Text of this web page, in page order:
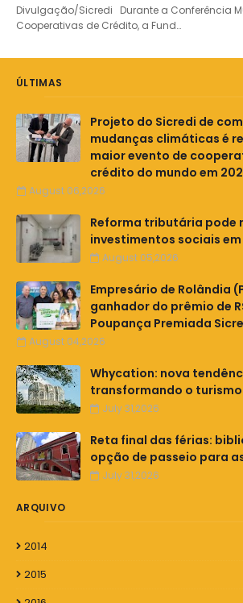
Divulgação/Sicredi Durante a Conferência
Cooperativas de Crédito, a Fund…
ÚLTIMAS
Projeto do Sicredi de
mudanças climáticas é
maior evento de
crédito do mundo em
August 06,2026
Reforma tributária pode
investimentos sociais em
August 05,2026
Empresário de Rolândia
ganhador do prêmio de
Poupança Premiada
August 04,2026
Whycation: nova
transformando o
July 31,2026
Reta final das férias:
opção de passeio para
July 31,2026
ARQUIVO
2014
2015